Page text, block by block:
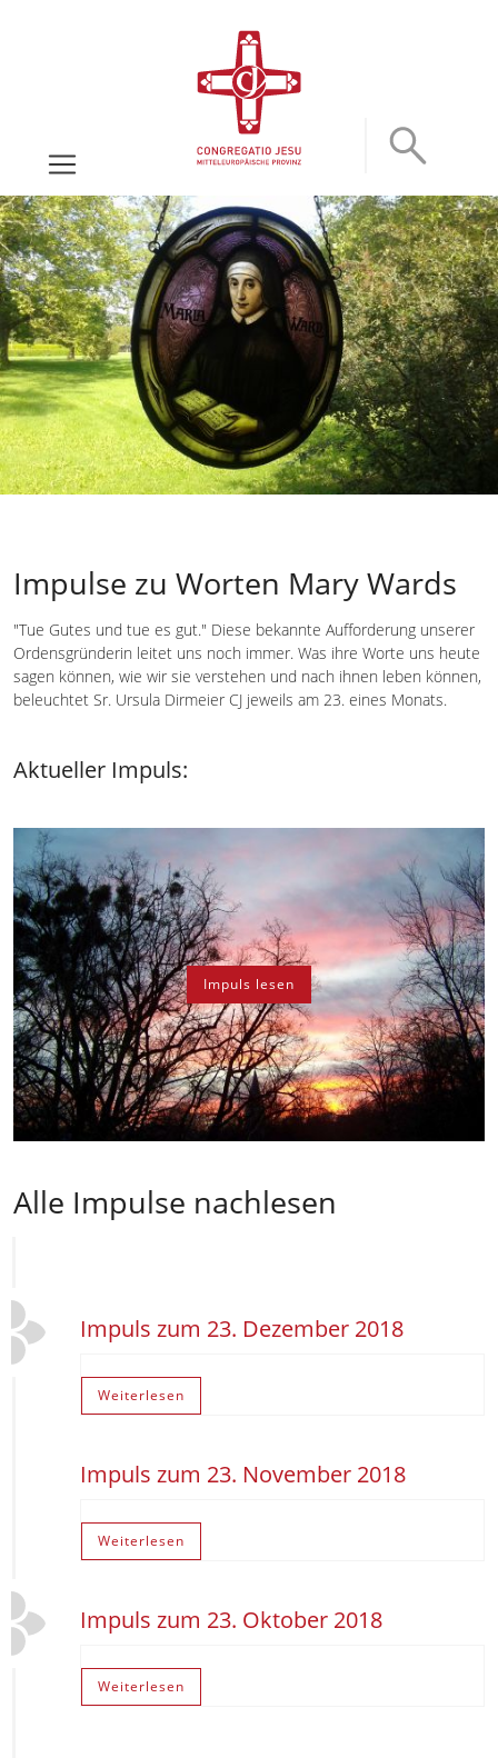
Impulse zu Worten Mary Wards
"Tue Gutes und tue es gut." Diese bekannte Aufforderung unserer
Ordensgründerin leitet uns noch immer. Was ihre Worte uns heute
sagen können, wie wir sie verstehen und nach ihnen leben können,
beleuchtet Sr. Ursula Dirmeier CJ jeweils am 23. eines Monats.
Aktueller Impuls:
Impuls lesen
Alle Impulse nachlesen
Impuls zum 23. Dezember 2018
Weiterlesen
Impuls zum 23. November 2018
Weiterlesen
Impuls zum 23. Oktober 2018
Weiterlesen